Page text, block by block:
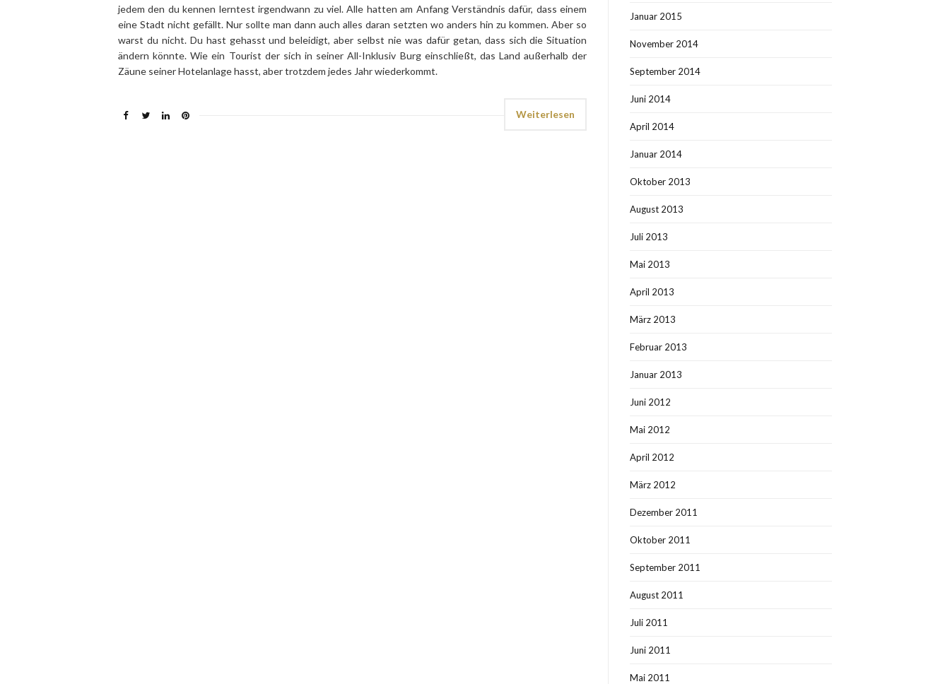
jedem den du kennen lerntest irgendwann zu viel. Alle hatten am Anfang Verständnis dafür, dass einem
eine Stadt nicht gefällt. Nur sollte man dann auch alles daran setzten wo anders hin zu kommen. Aber so
warst du nicht. Du hast gehasst und beleidigt, aber selbst nie was dafür getan, dass sich die Situation
ändern könnte. Wie ein Tourist der sich in seiner All-Inklusiv Burg einschließt, das Land außerhalb der
Zäune seiner Hotelanlage hasst, aber trotzdem jedes Jahr wiederkommt.
Weiterlesen
Januar 2015
November 2014
September 2014
Juni 2014
April 2014
Januar 2014
Oktober 2013
August 2013
Juli 2013
Mai 2013
April 2013
März 2013
Februar 2013
Januar 2013
Juni 2012
Mai 2012
April 2012
März 2012
Dezember 2011
Oktober 2011
September 2011
August 2011
Juli 2011
Juni 2011
Mai 2011